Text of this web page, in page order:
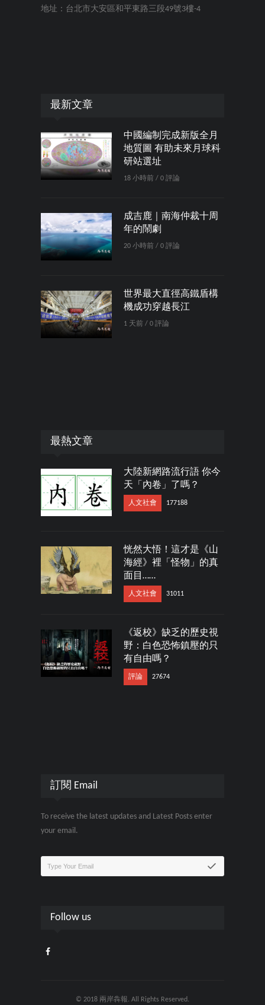
地址：台北市大安區和平東路三段49號3樓-4
最新文章
中國編制完成新版全月
地質圖 有助未來月球科
研站選址
18 小時前 / 0 評論
成吉鹿｜南海仲裁十周
年的鬧劇
20 小時前 / 0 評論
世界最大直徑高鐵盾構
機成功穿越長江
1 天前 / 0 評論
最熱文章
大陸新網路流行語 你今
天「內卷」了嗎？
人文社會 177188
恍然大悟！這才是《山
海經》裡「怪物」的真
面目……
人文社會 31011
《返校》缺乏的歷史視
野：白色恐怖鎮壓的只
有自由嗎？
評論 27674
訂閱 Email
To receive the latest updates and Latest Posts enter
your email.
Follow us
© 2018 兩岸犇報. All Rights Reserved.